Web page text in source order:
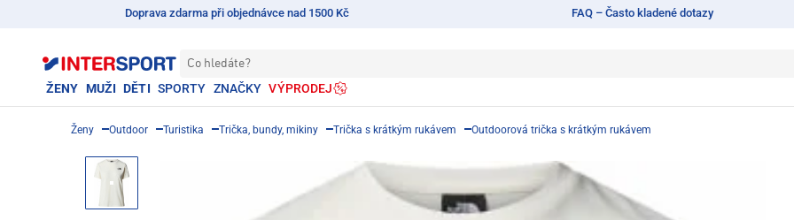
Doprava zdarma při objednávce nad 1500 Kč FAQ – Často kladené dotazy
Co hledáte?
ŽENY MUŽI DĚTI SPORTY ZNAČKY VÝPRODEJ
Ženy Outdoor Turistika Trička, bundy, mikiny Trička s krátkým rukávem Outdoorová trička s krátkým rukávem